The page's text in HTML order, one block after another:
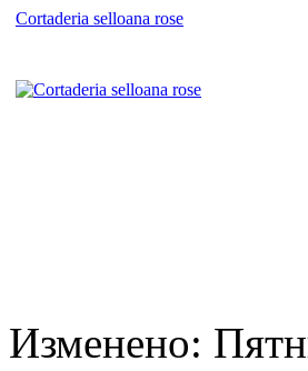
Cortaderia selloana rose
Изменено: